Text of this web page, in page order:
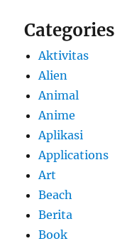
Categories
Aktivitas
Alien
Animal
Anime
Aplikasi
Applications
Art
Beach
Berita
Book